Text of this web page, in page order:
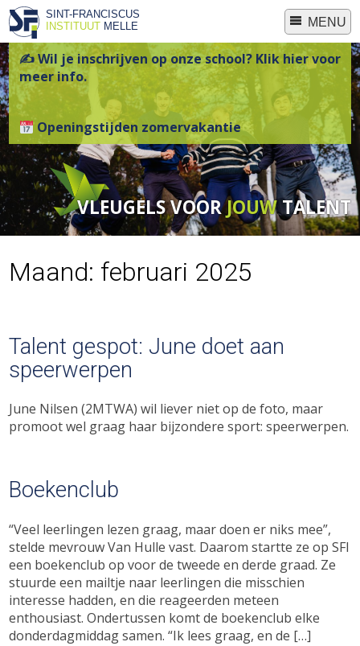
SINT-FRANCISCUS
INSTITUUTMELLE MENU
✍ Wil je inschrijven op onze school? Klik hier voor
meer info.
Openingstijden zomervakantie
VLEUGELS VOORJOUWTALENT
Maand: februari 2025
Talent gespot: June doet aan
speerwerpen
June Nilsen (2MTWA) wil liever niet op de foto, maar
promoot wel graag haar bijzondere sport: speerwerpen.
Boekenclub
“Veel leerlingen lezen graag, maar doen er niks mee”,
stelde mevrouw Van Hulle vast. Daarom startte ze op SFI
een boekenclub op voor de tweede en derde graad. Ze
stuurde een mailtje naar leerlingen die misschien
interesse hadden, en die reageerden meteen
enthousiast. Ondertussen komt de boekenclub elke
donderdagmiddag samen. “Ik lees graag, en de […]